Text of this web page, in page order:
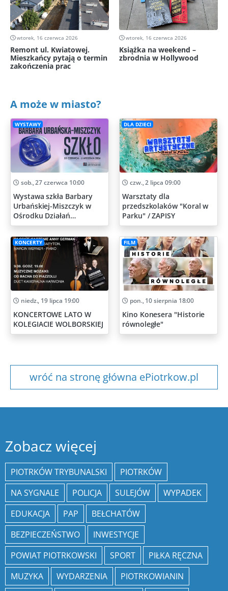
wtorek, 16 czerwca 2026
Remont ul. Kwiatowej.
Mieszkańcy pytają o termin
zakończenia prac
wtorek, 16 czerwca 2026
Książka na weekend –
zbrodnia w Hollywood
A może w miasto?
WYSTAWY
sob., 27 czerwca 10:00
Wystawa szkła Barbary
Urbańskiej-Miszczyk w
Ośrodku Działań
Artystycznych
DLA DZIECI
czw., 2 lipca 09:00
Warsztaty dla
przedszkolaków "Koral w
Parku" / ZAPISY
KONCERTY
niedz., 19 lipca 19:00
KONCERTOWE LATO W
KOLEGIACIE WOLBORSKIEJ
FILM
pon., 10 sierpnia 18:00
Kino Konesera "Historie
równoległe"
wróć na stronę główna ePiotrkow.pl
Zobacz więcej
PIOTRKÓW TRYBUNALSKI
PIOTRKÓW
NA SYGNALE
POLICJA SULEJÓW
WYPADEK
EDUKACJA
PAP
BEŁCHATÓW
BEZPIECZEŃSTWO
INWESTYCJE
POWIAT PIOTRKOWSKI
SPORT
PIŁKA RĘCZNA
MUZYKA
WYDARZENIA
PIOTRKOWIANIN